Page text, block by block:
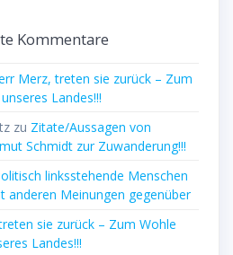
Kommentare
Merz, treten sie zurück – Zum
Landes!!!
zu Zitate/Aussagen von
Schmidt zur Zuwanderung!!!
linksstehende Menschen
anderen Meinungen gegenüber
sie zurück – Zum Wohle
Landes!!!